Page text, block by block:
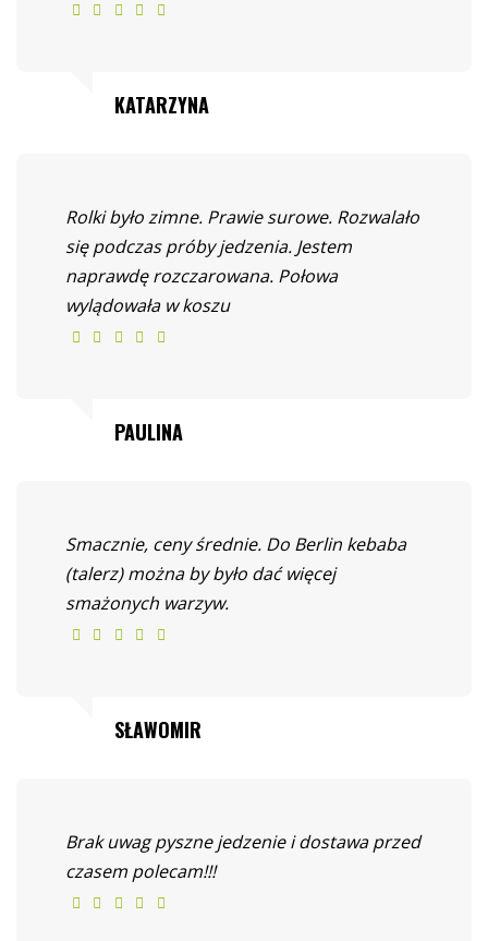
KATARZYNA
Rolki było zimne. Prawie surowe. Rozwalało
się podczas próby jedzenia. Jestem
naprawdę rozczarowana. Połowa
wylądowała w koszu
PAULINA
Smacznie, ceny średnie. Do Berlin kebaba
(talerz) można by było dać więcej
smażonych warzyw.
SŁAWOMIR
Brak uwag pyszne jedzenie i dostawa przed
czasem polecam!!!